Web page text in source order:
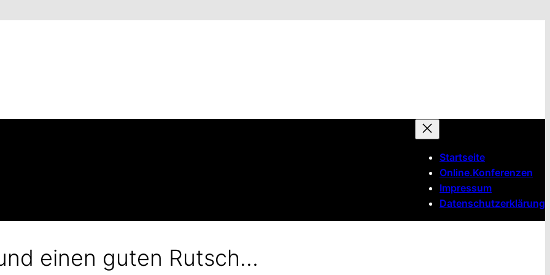
Startseite
Online.Konferenzen
Impressum
Datenschutzerklärung
einen guten Rutsch…